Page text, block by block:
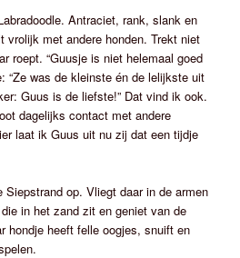
Antraciet, rank, slank en
vrolijk met andere honden. Trekt niet
roept. “Guusje is niet helemaal goed
“Ze was de kleinste én de lelijkste uit
Guus is de liefste!” Dat vind ik ook.
dagelijks contact met andere
laat ik Guus uit nu zij dat een tijdje
op. Vliegt daar in de armen
in het zand zit en geniet van de
hondje heeft felle oogjes, snuift en